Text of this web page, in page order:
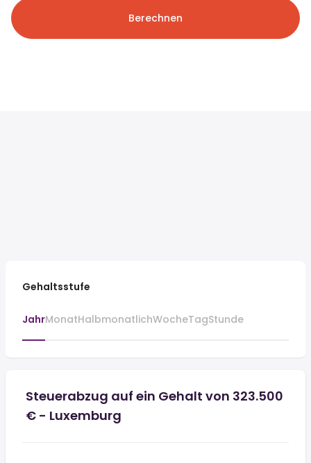
Berechnen
Gehaltsstufe
JahrMonatHalbmonatlichWocheTagStunde
Steuerabzug auf ein Gehalt von 323.500
€ - Luxemburg